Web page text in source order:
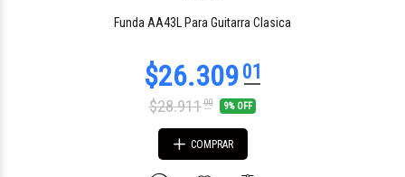
Funda AA43L Para Guitarra Clasica
$28.91100 9% OFF
COMPRAR